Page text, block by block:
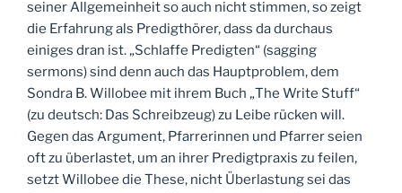
seiner Allgemeinheit so auch nicht stimmen, so zeigt
die Erfahrung als Predigthörer, dass da durchaus
einiges dran ist. „Schlaffe Predigten“ (sagging
sermons) sind denn auch das Hauptproblem, dem
Sondra B. Willobee mit ihrem Buch „The Write Stuff“
(zu deutsch: Das Schreibzeug) zu Leibe rücken will.
Gegen das Argument, Pfarrerinnen und Pfarrer seien
oft zu überlastet, um an ihrer Predigtpraxis zu feilen,
setzt Willobee die These, nicht Überlastung sei das